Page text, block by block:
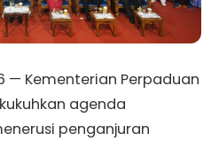
— Kementerian Perpaduan
agenda
penganjuran